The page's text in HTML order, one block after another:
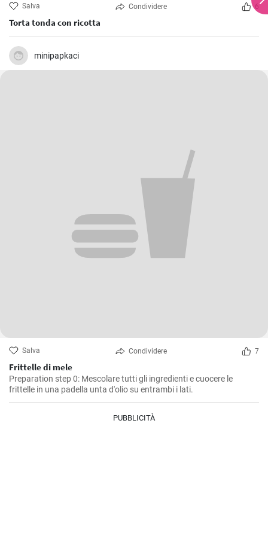
Salva Condividere 6
Torta tonda con ricotta
minipapkaci
Salva Condividere 7
Frittelle di mele
Preparation step 0: Mescolare tutti gli ingredienti e cuocere le
frittelle in una padella unta d'olio su entrambi i lati.
PUBBLICITÀ